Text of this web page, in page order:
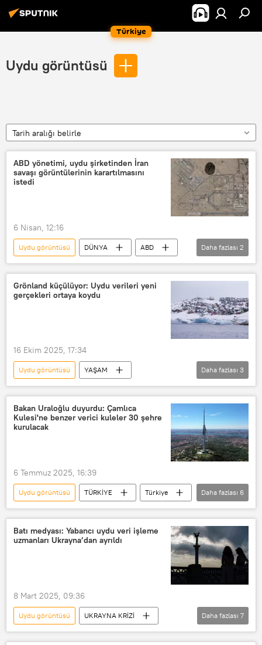
Türkiye
Uydu görüntüsü
Tarih aralığı belirle
ABD yönetimi, uydu şirketinden İran
savaşı görüntülerinin karartılmasını
istedi
6 Nisan, 12:16
Uydu görüntüsü DÜNYA
ABD
Haberler
İran
Daha fazlası 2
Grönland küçülüyor: Uydu verileri yeni
gerçekleri ortaya koydu
16 Ekim 2025, 17:34
Uydu görüntüsü
YAŞAM
Grönland
Küçülme
Harita
Atlantik
Daha fazlası 3
Bakan Uraloğlu duyurdu: Çamlıca
Kulesi'ne benzer verici kuleler 30 şehre
kurulacak
6 Temmuz 2025, 16:39
Uydu görüntüsü TÜRKİYE
Türkiye
Çamlıca Kulesi
kule
akıllı kule
Uydu
Daha fazlası 6
Batı medyası: Yabancı uydu veri işleme
uzmanları Ukrayna’dan ayrıldı
8 Mart 2025, 09:36
Uydu görüntüsü
UKRAYNA KRİZİ
ABD
Ukrayna
Uydu
Daha fazlası 7